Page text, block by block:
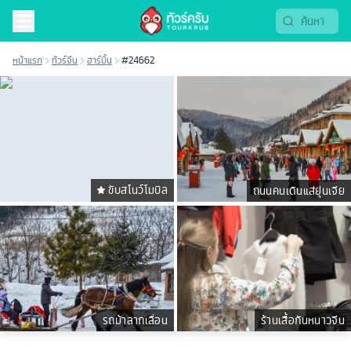
หน้าแรก ทัวร์จีน ฮาร์บิ้น #24662
ขับสโนว์โมบิล ถนนคนเดินแส่ยุ่นเจีย
รถม้าลากเลื่อน ร้านเสื้อกันหนาวจีน